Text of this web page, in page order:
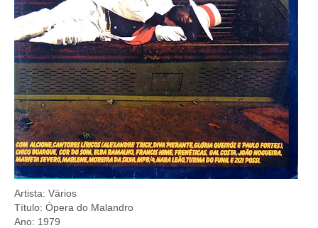
Artista: Vários
Título: Ópera do Malandro
Ano: 1979